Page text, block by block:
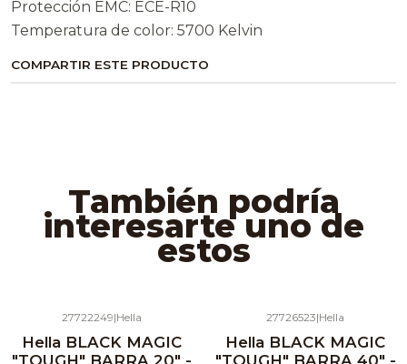
Protección EMC: ECE-R10
Temperatura de color: 5700 Kelvin
COMPARTIR ESTE PRODUCTO
También podría
interesarte uno de
estos
27722249|Hella
Hella BLACK MAGIC
27726523|Hella
Hella BLACK MAGIC